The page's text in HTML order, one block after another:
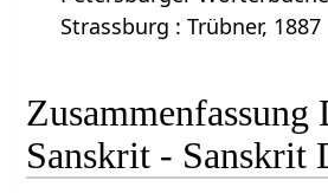
Strassburg : Trübner, 1887
Zusammenfassung
Sanskrit - Sanskrit